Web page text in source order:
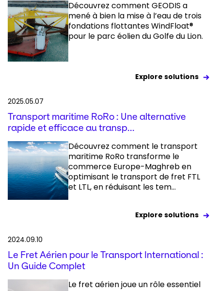
Découvrez comment GEODIS a
mené à bien la mise à l’eau de trois
fondations flottantes WindFloat®
pour le parc éolien du Golfe du Lion.
Explore solutions
2025.05.07
Transport maritime RoRo : Une alternative
rapide et efficace au transp...
Découvrez comment le transport
maritime RoRo transforme le
commerce Europe-Maghreb en
optimisant le transport de fret FTL
et LTL, en réduisant les tem...
Explore solutions
2024.09.10
Le Fret Aérien pour le Transport International :
Un Guide Complet
Le fret aérien joue un rôle essentiel